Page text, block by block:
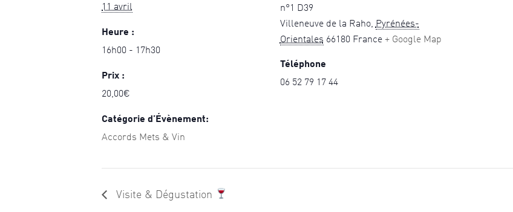
11 avril
Heure :
16h00 - 17h30
Prix :
20,00€
Catégorie d’Évènement:
Accords Mets & Vin
n°1 D39
Villeneuve de la Raho, Pyrénées-
Orientales 66180 France + Google Map
Téléphone
06 52 79 17 44
Visite & Dégustation